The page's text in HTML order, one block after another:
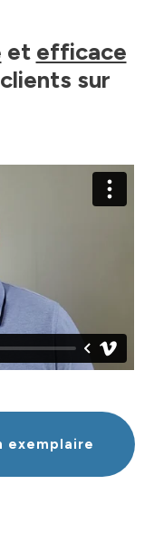
et efficace
sur
exemplaire